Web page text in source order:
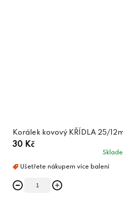
Korálek kovový KŘÍDLA 25/
30 Kč